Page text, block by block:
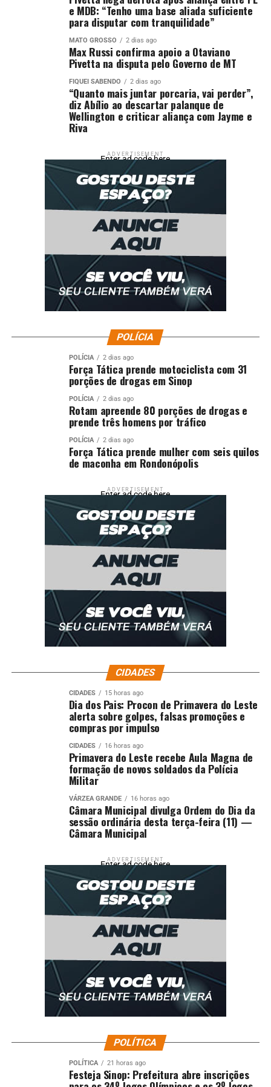
Nova diretoria da Bem-Estar Animal foca em
acolhimento e transformação
e MDB: “Tenho uma base aliada suficiente
para disputar com tranquilidade”
MATO GROSSO 2 dias ago
Max Russi confirma apoio a Otaviano
Pivetta na disputa pelo Governo de MT
FIQUEI SABENDO 2 dias ago
“Quanto mais juntar porcaria, vai perder”,
diz Abílio ao descartar palanque de
Wellington e criticar aliança com Jayme e
Riva
ADVERTISEMENT
Enter ad code here
POLÍCIA
POLÍCIA 2 dias ago
Força Tática prende motociclista com 31
porções de drogas em Sinop
POLÍCIA 2 dias ago
Rotam apreende 80 porções de drogas e
prende três homens por tráfico
POLÍCIA 2 dias ago
Força Tática prende mulher com seis quilos
de maconha em Rondonópolis
ADVERTISEMENT
Enter ad code here
CIDADES
CIDADES 15 horas ago
Dia dos Pais: Procon de Primavera do Leste
alerta sobre golpes, falsas promoções e
compras por impulso
CIDADES 16 horas ago
Primavera do Leste recebe Aula Magna de
formação de novos soldados da Polícia
Militar
VÁRZEA GRANDE 16 horas ago
Câmara Municipal divulga Ordem do Dia da
sessão ordinária desta terça-feira (11) —
Câmara Municipal
ADVERTISEMENT
Enter ad code here
POLÍTICA
POLÍTICA 21 horas ago
Festeja Sinop: Prefeitura abre inscrições